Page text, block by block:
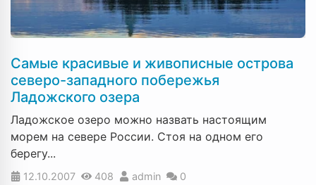
Самые красивые и живописные острова
северо-западного побережья
Ладожского озера
Ладожское озеро можно назвать настоящим
морем на севере России. Стоя на одном его
берегу...
12.10.2007 408 admin 0